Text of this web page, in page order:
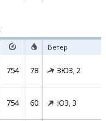
Ветер
754 78 ЗЮЗ, 2
754 60 ЮЗ, 3